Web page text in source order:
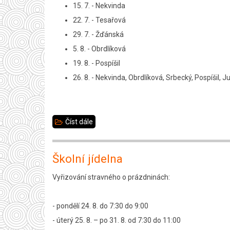
15. 7. - Nekvinda
22. 7. - Tesařová
29. 7. - Žďánská
5. 8. - Obrdlíková
19. 8. - Pospíšil
26. 8. - Nekvinda, Obrdlíková, Srbecký, Pospíšil,
Číst dále
školy
o
prázdninách
–
Školní jídelna
Vyřizování stravného o prázdninách:
- pondělí 24. 8. do 7:30 do 9:00
- úterý 25. 8. – po 31. 8. od 7:30 do 11:00